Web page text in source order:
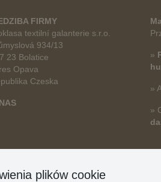
FIRMY
textilní galanterie s.r.o.
934/13
23 Bolatice
Opava
Czeska
»
»
»
plików cookie